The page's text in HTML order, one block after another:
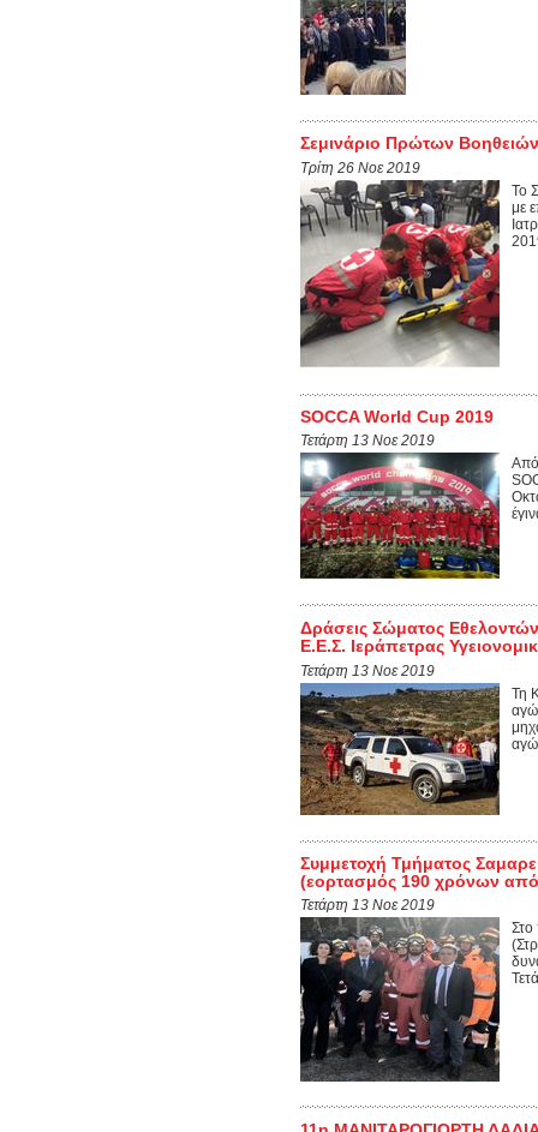
Σεμινάριο Πρώτων
Τρίτη 26 Νοε 2019
Το
με
SOCCA World Cup 2019
Τετάρτη 13 Νοε 2019
Δράσεις Σώματος
Ε.Ε.Σ. Ιεράπετρας
Τετάρτη 13 Νοε 2019
Τη
Συμμετοχή Τμήματος
(εορτασμός 190 χρόνων
Τετάρτη 13 Νοε 2019
Στο